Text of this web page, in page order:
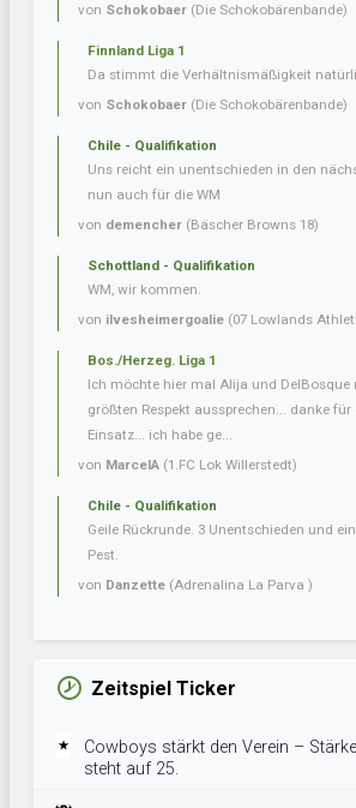
von Schokobaer (Die Schokobärenbande)
Finnland Liga 1
Da stimmt die Verhältnismäßigkeit
von Schokobaer (Die Schokobärenbande)
Chile - Qualifikation
Uns reicht ein unentschieden in den
nun auch für die WM
von demencher (Bäscher Browns 18)
Schottland - Qualifikation
WM, wir kommen.
von ilvesheimergoalie (07 Lowlands
Bos./Herzeg. Liga 1
Ich möchte hier mal Alija und DelBosque
größten Respekt aussprechen... danke für
Einsatz... ich habe ge...
von MarcelA (1.FC Lok Willerstedt)
Chile - Qualifikation
Geile Rückrunde. 3 Unentschieden und
Pest.
von Danzette (Adrenalina La Parva )
Zeitspiel Ticker
Cowboys stärkt den Verein – Stärke
steht auf 25.